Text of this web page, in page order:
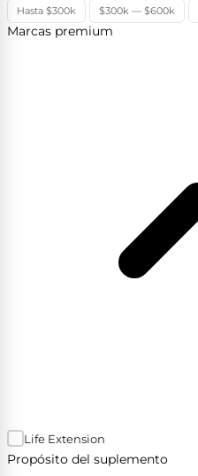
Hasta $300k $300k — $600k
Marcas premium
Life Extension
Propósito del suplemento